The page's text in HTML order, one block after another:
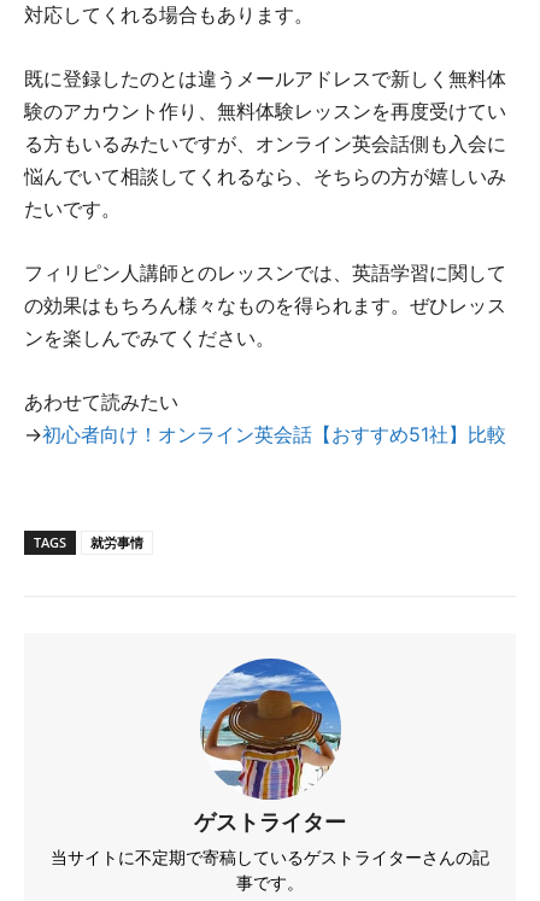
対応してくれる場合もあります。
既に登録したのとは違うメールアドレスで新しく無料体
験のアカウント作り、無料体験レッスンを再度受けてい
る方もいるみたいですが、オンライン英会話側も入会に
悩んでいて相談してくれるなら、そちらの方が嬉しいみ
たいです。
フィリピン人講師とのレッスンでは、英語学習に関して
の効果はもちろん様々なものを得られます。ぜひレッス
ンを楽しんでみてください。
あわせて読みたい
→初心者向け！オンライン英会話【おすすめ51社】比較
TAGS 就労事情
ゲストライター
当サイトに不定期で寄稿しているゲストライターさんの記
事です。